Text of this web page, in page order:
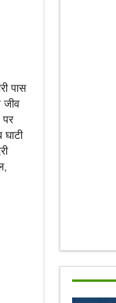
पास
जीव
पर